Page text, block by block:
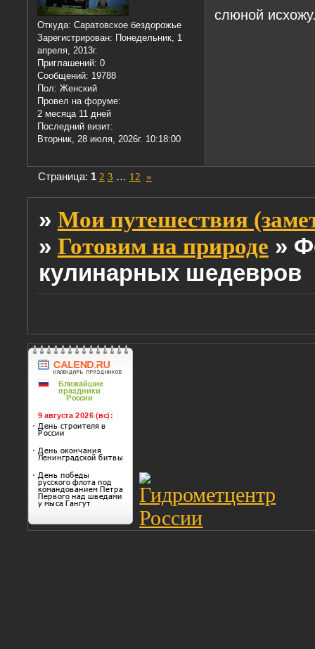
Откуда: Саратовское бездорожье
Зарегистрирован: Понедельник, 1
апреля, 2013г.
Приглашений: 0
Сообщений: 19788
Пол: Женский
Провел на форуме:
2 месяца 11 дней
Последний визит:
Вторник, 28 июля, 2026г. 10:18:00
слюной
Страница: 1 2 3 … 12 »
» Мои путешествия
» Готовим на природе »
кулинарных шедевров